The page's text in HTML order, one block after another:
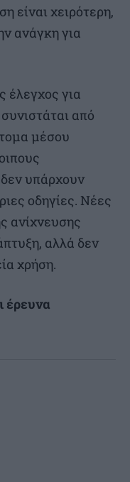
είναι χειρότερη,
ανάγκη για
έλεγχος για
από
μέσου
υπάρχουν
οδηγίες. Νέες
ανίχνευσης
αλλά δεν
χρήση.
έρευνα